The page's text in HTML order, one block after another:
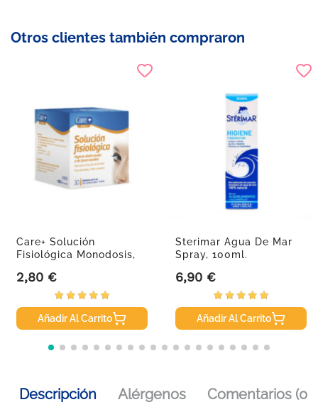
Otros clientes también compraron
Care+ Solución
Fisiológica Monodosis,
Precio
2,80 €
Añadir Al Carrito
Sterimar Agua De Mar
Spray, 100ml.
Precio
6,90 €
Añadir Al Carrito
Descripción Alérgenos Comentarios (0)